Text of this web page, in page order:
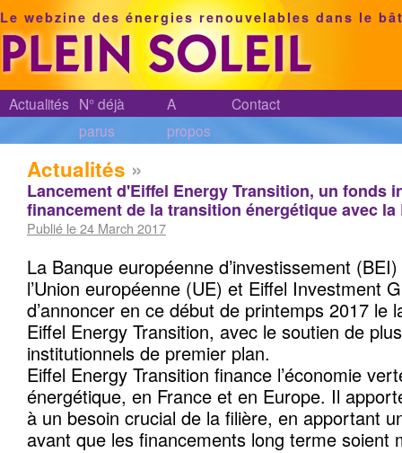
Le webzine des énergies renouvelables dans le
Actualités N° déjà
parus
A
propos
Contact
Actualités »
Lancement d'Eiffel Energy Transition, un fonds
financement de la transition énergétique avec la
Publié le 24 March 2017
La Banque européenne d’investissement
l’Union européenne (UE) et Eiffel Investment
d’annoncer en ce début de printemps 2017 le
Eiffel Energy Transition, avec le soutien de
institutionnels de premier plan.
Eiffel Energy Transition finance l’économie
énergétique, en France et en Europe. Il
à un besoin crucial de la filière, en apportant
avant que les financements long terme soient